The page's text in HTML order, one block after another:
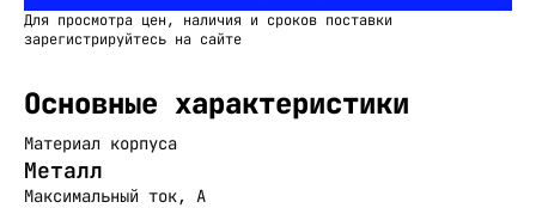
Для просмотра цен, наличия и сроков поставки
зарегистрируйтесь на сайте
Основные характеристики
Материал корпуса
Металл
Максимальный ток, А